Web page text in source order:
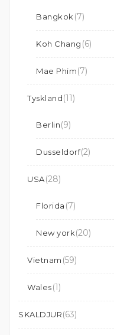
Bangkok (7)
Koh Chang (6)
Mae Phim(7)
Tyskland(11)
Berlin(9)
Dusseldorf(2)
USA(28)
Florida (7)
New york(20)
Vietnam (59)
Wales(1)
SKALDJUR(63)